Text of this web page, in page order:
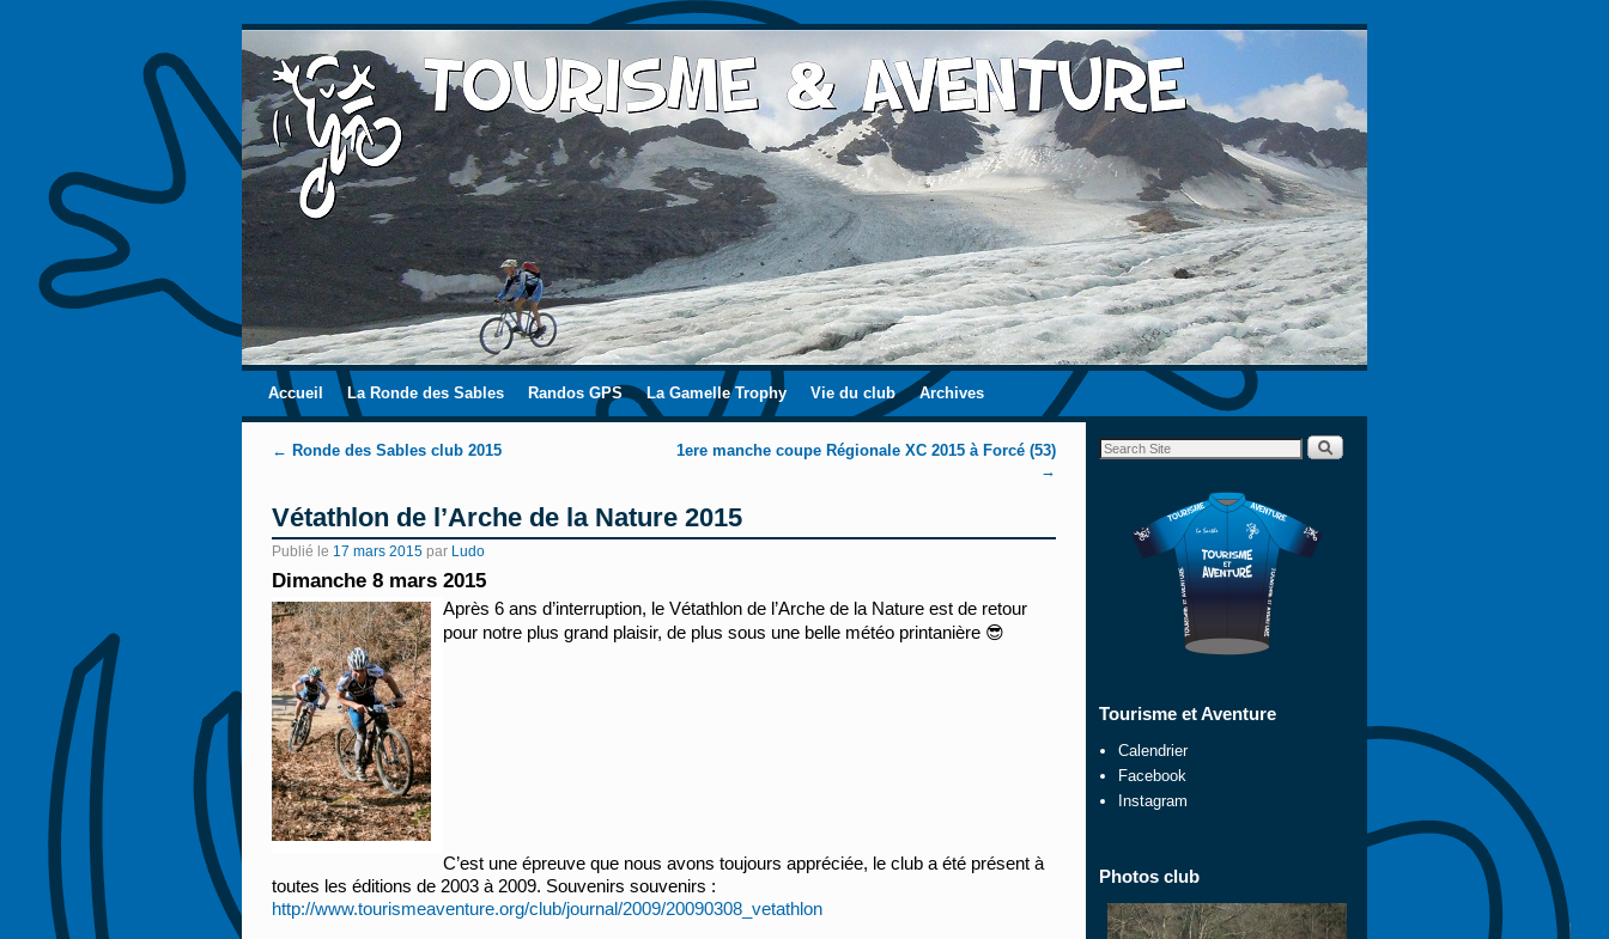
Skip to primary content
Aller au contenu secondaire
Accueil La Ronde des Sables Randos GPS La Gamelle Trophy Vie du club Archives
Navigation des articles
← Ronde des Sables club 2015
1ere manche coupe Régionale XC 2015 à Forcé (53)
→
Vétathlon de l’Arche de la Nature 2015
Publié le 17 mars 2015 par Ludo
Dimanche 8 mars 2015
Après 6 ans d’interruption, le Vétathlon de l’Arche de la Nature est de retour
pour notre plus grand plaisir, de plus sous une belle météo printanière 😎
C’est une épreuve que nous avons toujours appréciée, le club a été présent à
toutes les éditions de 2003 à 2009. Souvenirs souvenirs :
http://www.tourismeaventure.org/club/journal/2009/20090308_vetathlon
Tourisme et Aventure
Calendrier
Facebook
Instagram
Photos club